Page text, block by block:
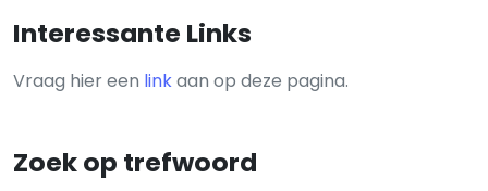
Interessante Links
Vraag hier een linkaan op deze pagina.
Zoek op trefwoord